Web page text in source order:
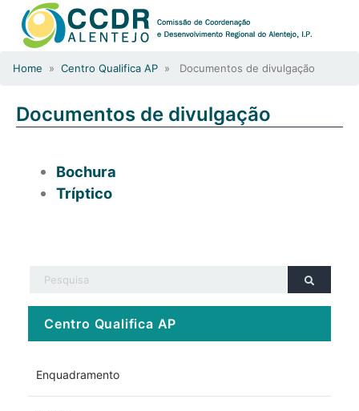
Home » Centro Qualifica AP » Documentos de divulgação
Documentos de divulgação
Bochura
Tríptico
Centro Qualifica AP
Enquadramento